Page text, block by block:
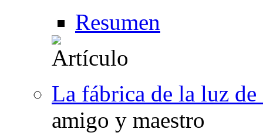
Resumen
La fábrica de la luz
amigo y maestro